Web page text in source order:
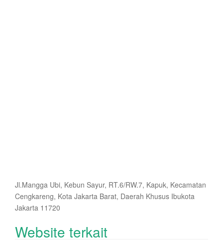
Jl.Mangga Ubi, Kebun Sayur, RT.6/RW.7, Kapuk, Kecamatan
Cengkareng, Kota Jakarta Barat, Daerah Khusus Ibukota
Jakarta 11720
Website terkait